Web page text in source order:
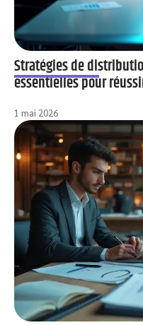
Stratégies de
essentielles pour
1 mai 2026